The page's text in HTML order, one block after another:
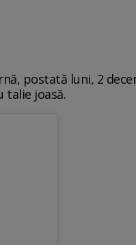
postată luni, 2
talie joasă.